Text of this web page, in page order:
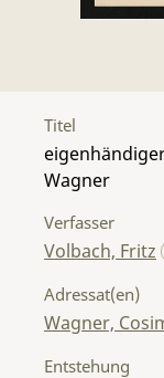
Titel
Wagner
Verfasser
Volbach, Fritz
Adressat(en)
Wagner,
Entstehung